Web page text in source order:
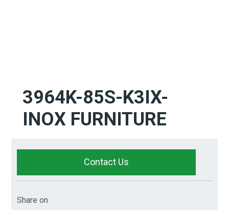
3964K-85S-K3IX-
INOX FURNITURE
Contact Us
Share on